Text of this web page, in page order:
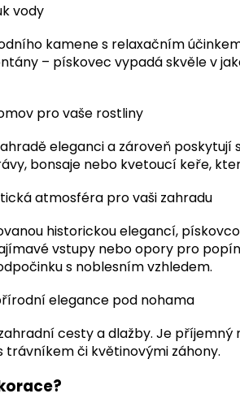
vody
kamene s relaxačním
– pískovec vypadá skvěle v
pro vaše rostliny
eleganci a zároveň
bonsaje nebo kvetoucí keře,
atmosféra pro vaši zahradu
historickou elegancí,
vstupy nebo opory pro
s noblesním vzhledem.
elegance pod nohama
cesty a dlažby. Je příjemný
trávníkem či květinovými záhony.